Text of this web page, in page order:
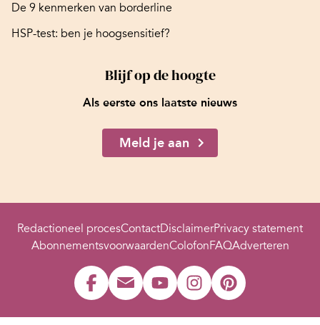
De 9 kenmerken van borderline
HSP-test: ben je hoogsensitief?
Blijf op de hoogte
Als eerste ons laatste nieuws
Meld je aan
Redactioneel procesContactDisclaimerPrivacy statement
AbonnementsvoorwaardenColofonFAQAdverteren